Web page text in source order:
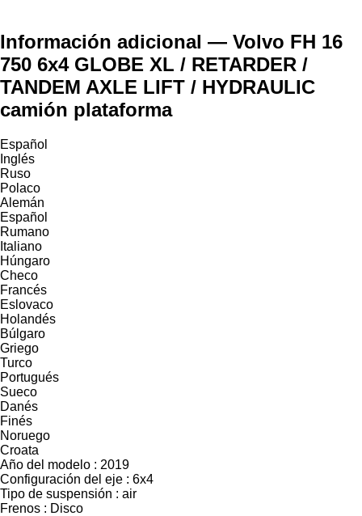
Información adicional — Volvo FH 16
750 6x4 GLOBE XL / RETARDER /
TANDEM AXLE LIFT / HYDRAULIC
camión plataforma
Español
Inglés
Ruso
Polaco
Alemán
Español
Rumano
Italiano
Húngaro
Checo
Francés
Eslovaco
Holandés
Búlgaro
Griego
Turco
Portugués
Sueco
Danés
Finés
Noruego
Croata
Año del modelo : 2019
Configuración del eje : 6x4
Tipo de suspensión : air
Frenos : Disco